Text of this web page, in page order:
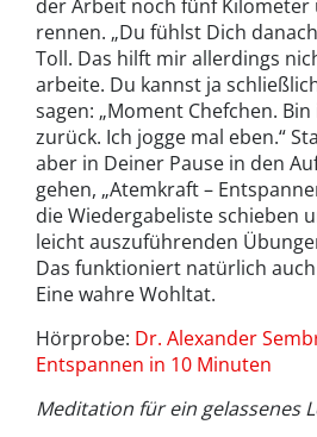
der Arbeit noch fünf Kilometer
rennen. „Du fühlst Dich
Toll. Das hilft mir allerdings
arbeite. Du kannst ja
sagen: „Moment Chefchen.
zurück. Ich jogge mal eben.“
aber in Deiner Pause in den
gehen, „Atemkraft –
die Wiedergabeliste schieben
leicht auszuführenden
Das funktioniert natürlich
Eine wahre Wohltat.
Hörprobe: Dr. Alexander
Entspannen in 10 Minuten
Meditation für ein gelassenes